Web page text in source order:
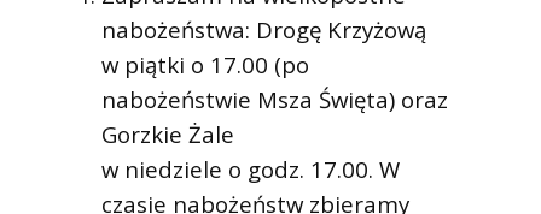
nabożeństwa: Drogę Krzyżową
w piątki o 17.00 (po
nabożeństwie Msza Święta) oraz
Gorzkie Żale
w niedziele o godz. 17.00. W
czasie nabożeństw zbieramy